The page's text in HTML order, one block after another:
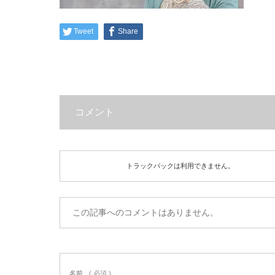
Tweet Share
コメント
トラックバックは利用できません。
この記事へのコメントはありません。
名前 ( 必須 )